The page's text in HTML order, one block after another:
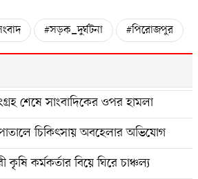
#সড়ক_দুর্ঘটনা #পিরোজপুর
শেষে সাংবাদিকের ওপর হামলা
চিকিৎসায় অবহেলার অভিযোগ
কর্মকর্তার বিয়ে ঘিরে চাঞ্চল্য